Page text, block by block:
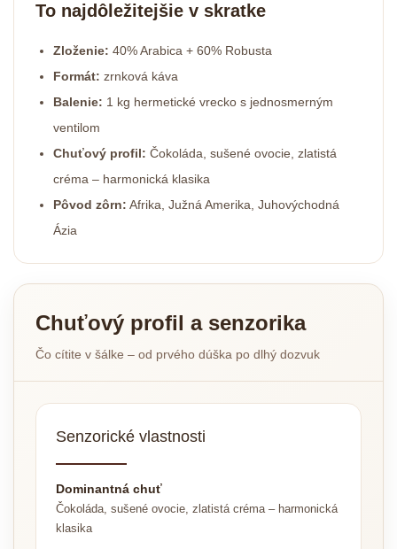
To najdôležitejšie v skratke
Zloženie: 40% Arabica + 60% Robusta
Formát: zrnková káva
Balenie: 1 kg hermetické vrecko s jednosmerným
ventilom
Chuťový profil: Čokoláda, sušené ovocie, zlatistá
créma – harmonická klasika
Pôvod zôrn: Afrika, Južná Amerika, Juhovýchodná
Ázia
Chuťový profil a senzorika
Čo cítite v šálke – od prvého dúška po dlhý dozvuk
Senzorické vlastnosti
Dominantná chuť
Čokoláda, sušené ovocie, zlatistá créma – harmonická
klasika